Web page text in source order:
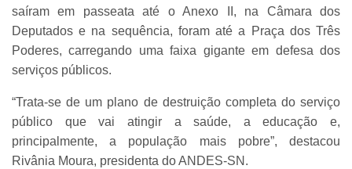
saíram em passeata até o Anexo II, na Câmara dos
Deputados e na sequência, foram até a Praça dos Três
Poderes, carregando uma faixa gigante em defesa dos
serviços públicos.
“Trata-se de um plano de destruição completa do serviço
público que vai atingir a saúde, a educação e,
principalmente, a população mais pobre”, destacou
Rivânia Moura, presidenta do ANDES-SN.